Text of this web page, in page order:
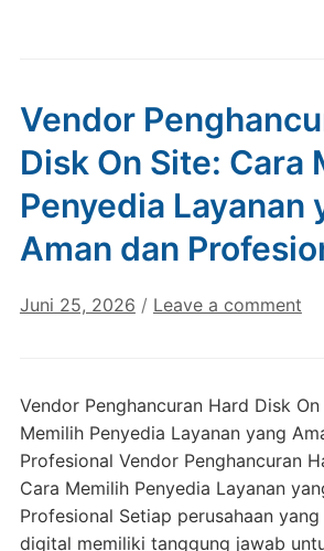
Vendor
Disk On Site: Cara
Penyedia Layanan
Aman dan
Juni 25, 2026 / Leave a comment
Vendor Penghancuran Hard Disk
Memilih Penyedia Layanan yang
Profesional Vendor Penghancuran
Cara Memilih Penyedia Layanan
Profesional Setiap perusahaan
digital memiliki tanggung jawab